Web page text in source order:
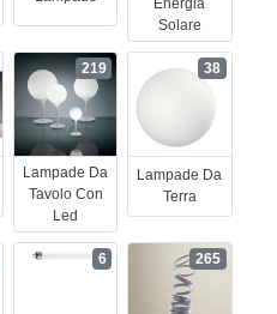
Energia
Solare
Lampade Da
Tavolo Con
Led
219
Lampade Da
Terra
38
6 265